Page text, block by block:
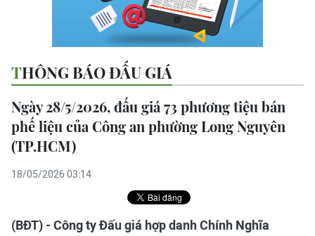
THÔNG BÁO ĐẤU GIÁ
Ngày 28/5/2026, đấu giá 73 phương tiệu bán
phế liệu của Công an phường Long Nguyên
(TP.HCM)
18/05/2026 03:14
(BĐT) - Công ty Đấu giá hợp danh Chính Nghĩa